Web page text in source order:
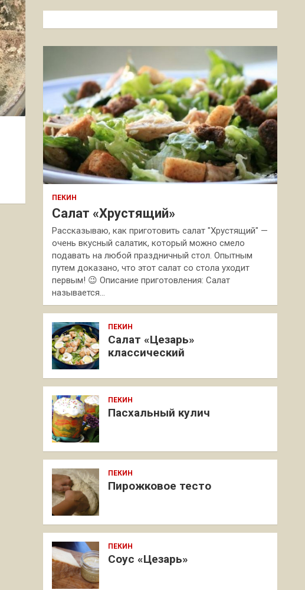
к
ПЕКИН
Салат «Хрустящий»
Рассказываю, как приготовить салат "Хрустящий" —
очень вкусный салатик, который можно смело
подавать на любой праздничный стол. Опытным
путем доказано, что этот салат со стола уходит
первым! 😉 Описание приготовления: Салат
называется…
ПЕКИН
Салат «Цезарь»
классический
ПЕКИН
Пасхальный кулич
ПЕКИН
Пирожковое тесто
ПЕКИН
Соус «Цезарь»